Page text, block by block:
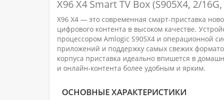
X96 X4 Smart TV Box (S905X4, 2/
X96 X4 — это современная смарт-приставка
цифрового контента в высоком качестве.
процессором Amlogic S905X4 и операционной
приложений и поддержку самых свежих
корпуса приставка идеально впишется в
и онлайн-контента более удобным и ярким.
ОСНОВНЫЕ ХАРАКТЕРИСТИКИ